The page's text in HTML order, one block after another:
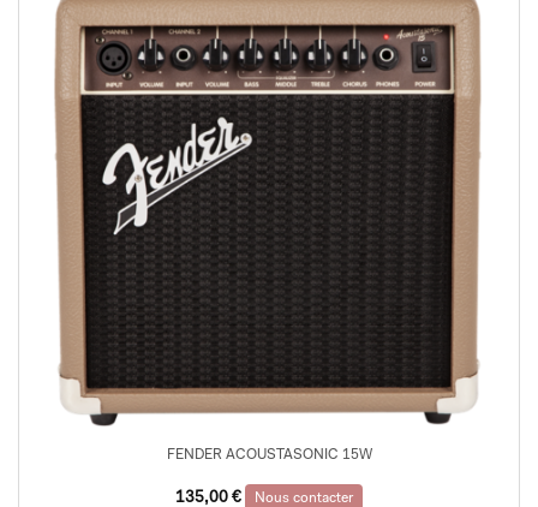
FENDER ACOUSTASONIC 15W
135,00 € Nous contacter